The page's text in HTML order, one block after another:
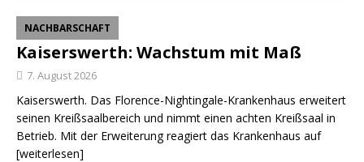
Kaiserswerth: Wachstum mit Maß
NACHBARSCHAFT
7. August 2026
Kaiserswerth. Das Florence-Nightingale-Krankenhaus erweitert
seinen Kreißsaalbereich und nimmt einen achten Kreißsaal in
Betrieb. Mit der Erweiterung reagiert das Krankenhaus auf
[weiterlesen]